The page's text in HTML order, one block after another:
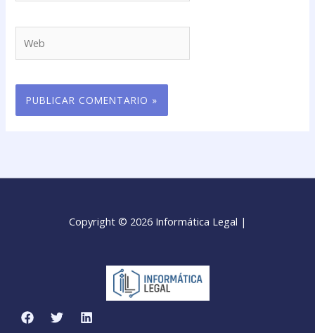
Copyright © 2026 Informática Legal |